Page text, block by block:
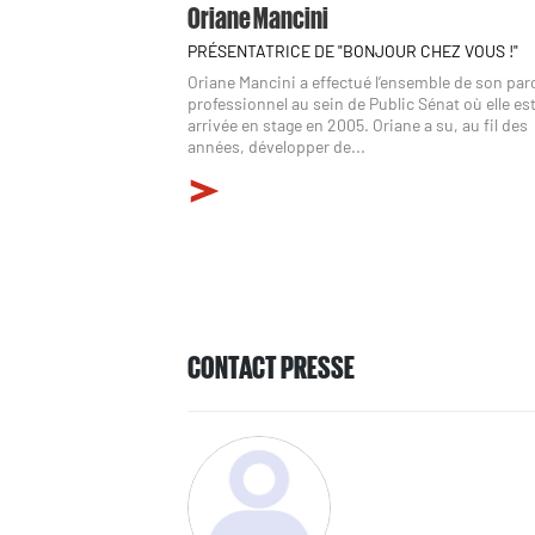
Oriane Mancini
PRÉSENTATRICE DE "BONJOUR CHEZ VOUS !"
Oriane Mancini a effectué l’ensemble de son
professionnel au sein de Public Sénat où elle est
arrivée en stage en 2005. Oriane a su, au fil des
années, développer de...
CONTACT PRESSE